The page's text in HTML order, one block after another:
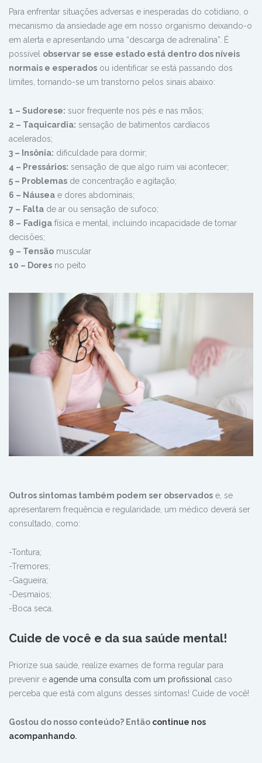
Para enfrentar situações adversas e inesperadas do cotidiano, o
mecanismo da ansiedade age em nosso organismo deixando-o
em alerta e apresentando uma “descarga de adrenalina”. É
possível observar se esse estado está dentro dos níveis
normais e esperados ou identificar se está passando dos
limites, tornando-se um transtorno pelos sinais abaixo:
1 – Sudorese: suor frequente nos pés e nas mãos;
2 – Taquicardia: sensação de batimentos cardíacos
acelerados;
3 – Insônia: dificuldade para dormir;
4 – Pressários: sensação de que algo ruim vai acontecer;
5 – Problemas de concentração e agitação;
6 – Náusea e dores abdominais;
7 – Falta de ar ou sensação de sufoco;
8 – Fadiga física e mental, incluindo incapacidade de tomar
decisões;
9 – Tensão muscular
10 – Dores no peito
Outros sintomas também podem ser observados e, se
apresentarem frequência e regularidade, um médico deverá ser
consultado, como:
-Tontura;
-Tremores;
-Gagueira;
-Desmaios;
-Boca seca.
Cuide de você e da sua saúde mental!
Priorize sua saúde, realize exames de forma regular para
prevenir e agende uma consulta com um profissional
caso
perceba que está com alguns desses sintomas! Cuide de você!
Gostou do nosso conteúdo? Então continue nos
acompanhando.